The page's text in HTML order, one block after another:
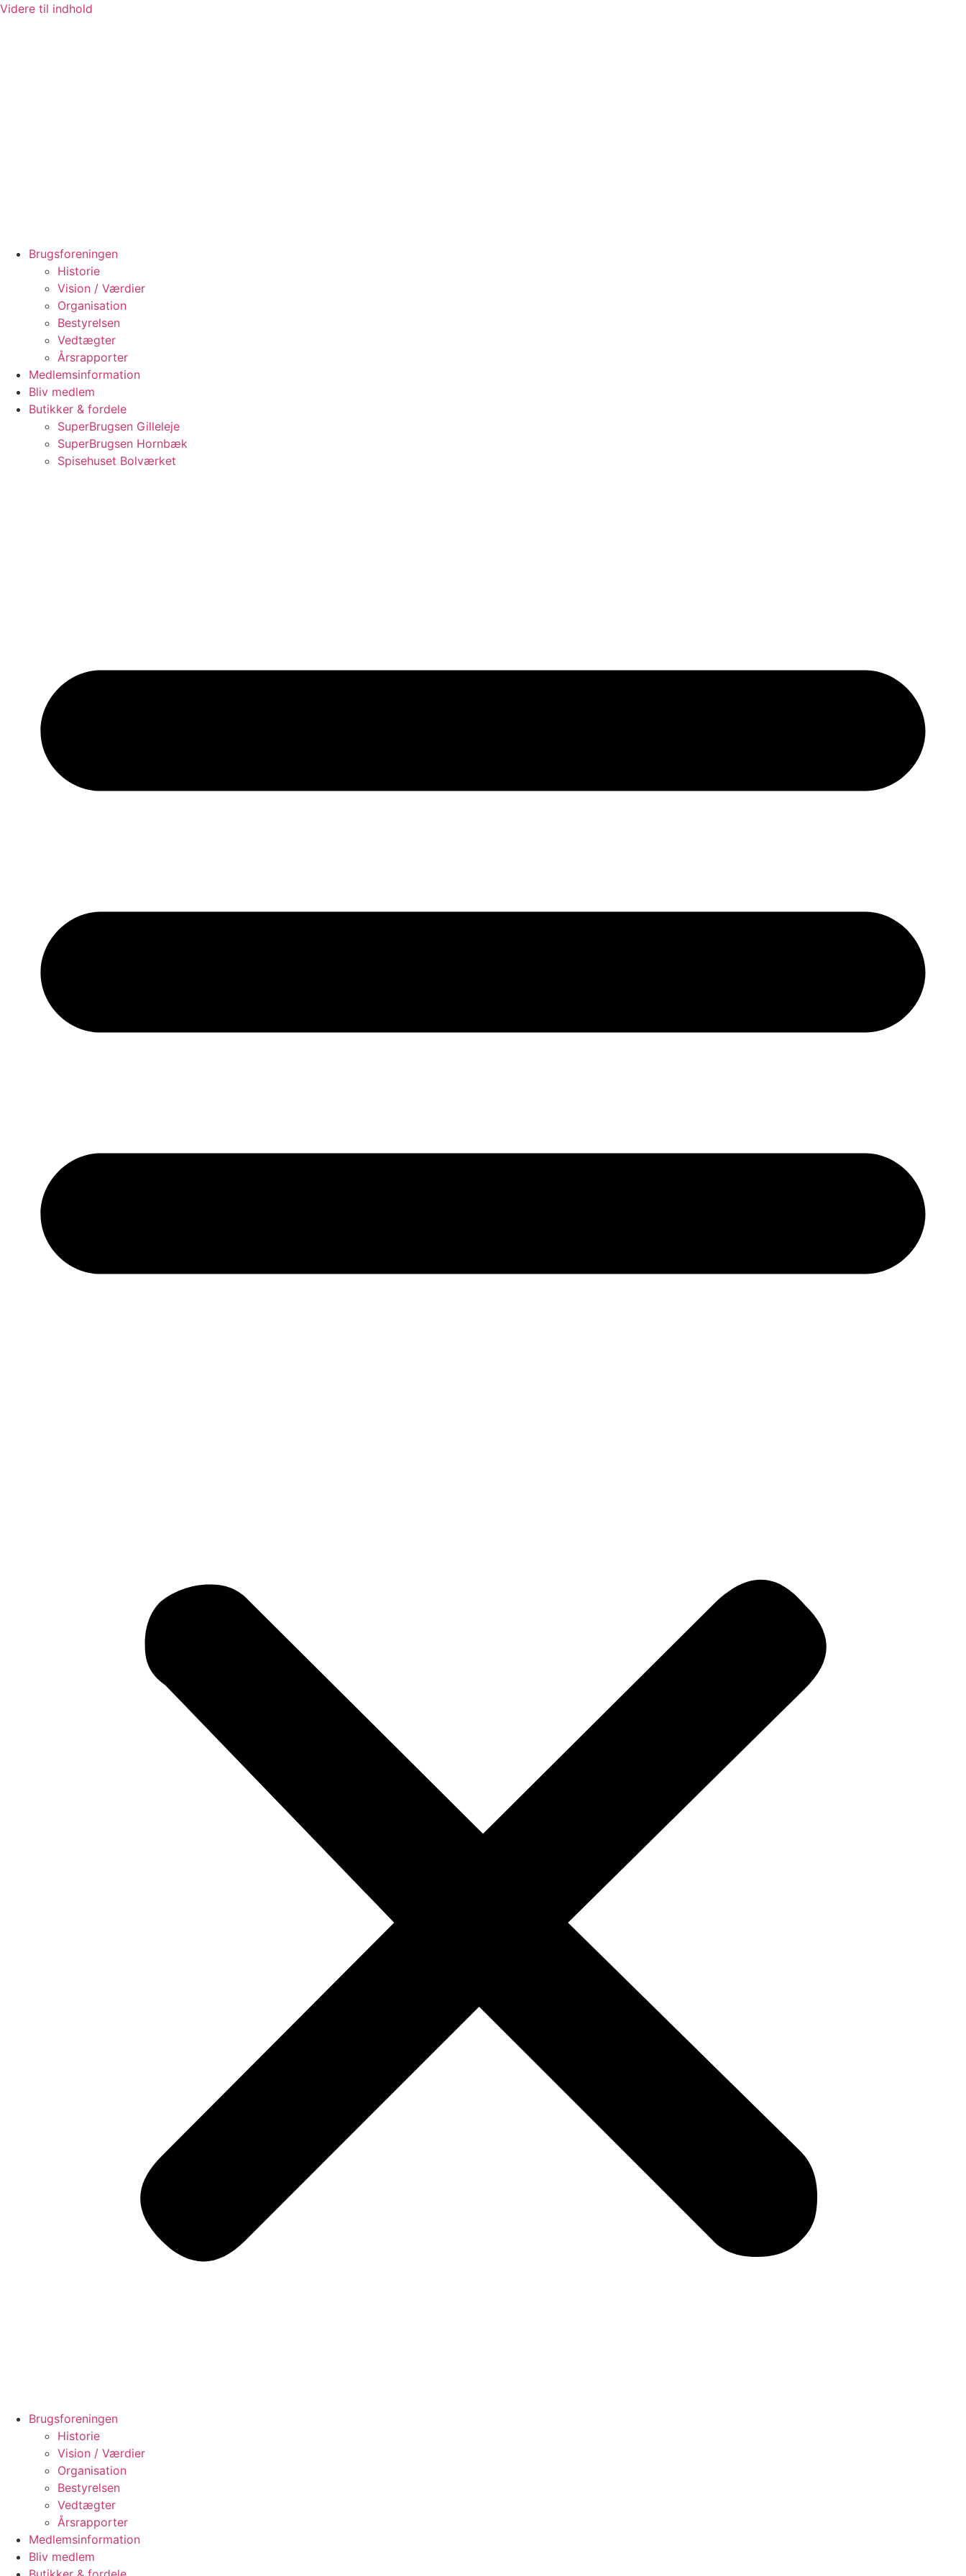
Videre til indhold
Brugsforeningen
Historie
Vision / Værdier
Organisation
Bestyrelsen
Vedtægter
Årsrapporter
Medlemsinformation
Bliv medlem
Butikker & fordele
SuperBrugsen Gilleleje
SuperBrugsen Hornbæk
Spisehuset Bolværket
Brugsforeningen
Historie
Vision / Værdier
Organisation
Bestyrelsen
Vedtægter
Årsrapporter
Medlemsinformation
Bliv medlem